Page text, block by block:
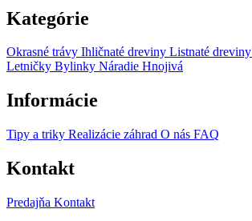
Kategórie
Okrasné trávy Ihličnaté dreviny Listnaté dreviny
Letničky Bylinky Náradie Hnojivá
Informácie
Tipy a triky Realizácie záhrad O nás FAQ
Kontakt
Predajňa Kontakt